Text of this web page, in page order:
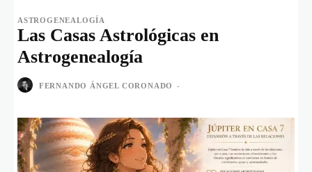
ASTROGENEALOGÍA
Las Casas Astrológicas en
Astrogenealogía
FERNANDO ÁNGEL CORONADO -